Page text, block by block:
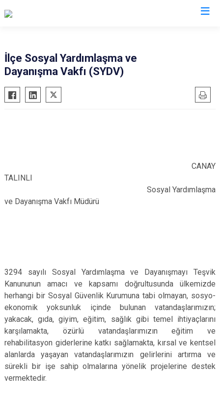
Akyaka
Arpaçay
İlçe Sosyal Yardımlaşma ve
Dayanışma Vakfı (SYDV)
CANAY
TALINLI
Sosyal Yardımlaşma
ve Dayanışma Vakfı Müdürü
3294 sayılı Sosyal Yardımlaşma ve Dayanışmayı Teşvik
Kanununun amacı ve kapsamı doğrultusunda ülkemizde
herhangi bir Sosyal Güvenlik Kurumuna tabi olmayan, sosyo-
ekonomik yoksunluk içinde bulunan vatandaşlarımızın;
yakacak, gıda, giyim, eğitim, sağlık gibi temel ihtiyaçlarını
karşılamakta, özürlü vatandaşlarımızın eğitim ve
rehabilitasyon giderlerine katkı sağlamakta, kırsal ve kentsel
alanlarda yaşayan vatandaşlarımızın gelirlerini artırma ve
sürekli bir işe sahip olmalarına yönelik projelerine destek
vermektedir.